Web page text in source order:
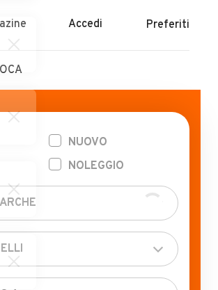
Accedi Preferiti
NUOVO
NOLEGGIO